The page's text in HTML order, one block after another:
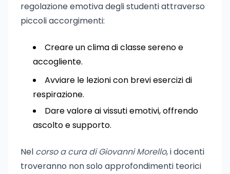
regolazione emotiva degli studenti attraverso
piccoli accorgimenti:
Creare un clima di classe sereno e
accogliente.
Avviare le lezioni con brevi esercizi di
respirazione.
Dare valore ai vissuti emotivi, offrendo
ascolto e supporto.
Nel corso a cura di Giovanni Morello, i docenti
troveranno non solo approfondimenti teorici